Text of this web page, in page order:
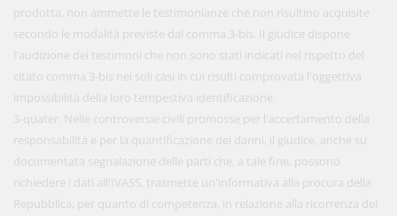
prodotta, non ammette le testimonianze che non risultino acquisite
secondo le modalità previste dal comma 3-bis. Il giudice dispone
l'audizione dei testimoni che non sono stati indicati nel rispetto del
citato comma 3-bis nei soli casi in cui risulti comprovata l'oggettiva
impossibilità della loro tempestiva identificazione.
3-quater. Nelle controversie civili promosse per l'accertamento della
responsabilità e per la quantificazione dei danni, il giudice, anche su
documentata segnalazione delle parti che, a tale fine, possono
richiedere i dati all'IVASS, trasmette un'informativa alla procura della
Repubblica, per quanto di competenza, in relazione alla ricorrenza dei